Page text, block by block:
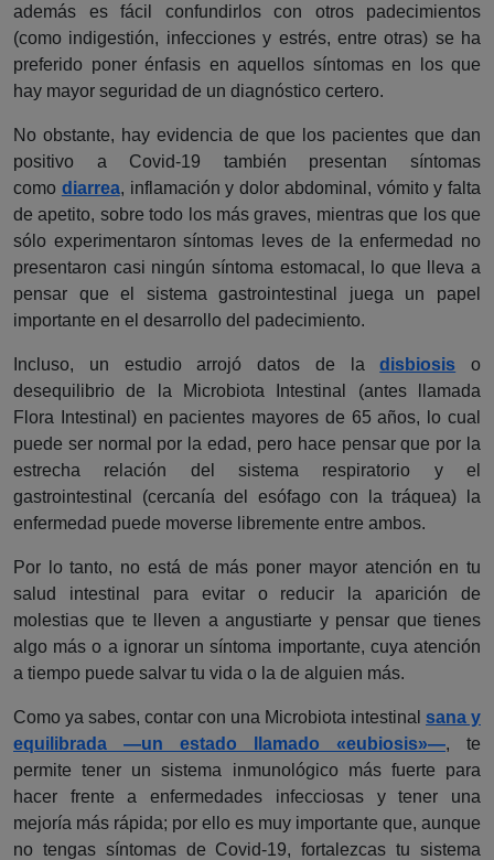
además es fácil confundirlos con otros padecimientos
(como indigestión, infecciones y estrés, entre otras) se ha
preferido poner énfasis en aquellos síntomas en los que
hay mayor seguridad de un diagnóstico certero.
No obstante, hay evidencia de que los pacientes que dan
positivo a Covid-19 también presentan síntomas
como diarrea, inflamación y dolor abdominal, vómito y falta
de apetito, sobre todo los más graves, mientras que los que
sólo experimentaron síntomas leves de la enfermedad no
presentaron casi ningún síntoma estomacal, lo que lleva a
pensar que el sistema gastrointestinal juega un papel
importante en el desarrollo del padecimiento.
Incluso, un estudio arrojó datos de ladisbiosis o
desequilibrio de la Microbiota Intestinal (antes llamada
Flora Intestinal) en pacientes mayores de 65 años, lo cual
puede ser normal por la edad, pero hace pensar que por la
estrecha relación del sistema respiratorio y el
gastrointestinal (cercanía del esófago con la tráquea) la
enfermedad puede moverse libremente entre ambos.
Por lo tanto, no está de más poner mayor atención en tu
salud intestinal para evitar o reducir la aparición de
molestias que te lleven a angustiarte y pensar que tienes
algo más o a ignorar un síntoma importante, cuya atención
a tiempo puede salvar tu vida o la de alguien más.
Como ya sabes, contar con una Microbiota intestinal sana y
equilibrada —un estado llamado «eubiosis»—, te
permite tener un sistema inmunológico más fuerte para
hacer frente a enfermedades infecciosas y tener una
mejoría más rápida; por ello es muy importante que, aunque
no tengas síntomas de Covid-19, fortalezcas tu sistema